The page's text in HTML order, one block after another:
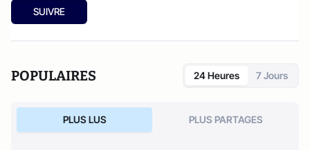
SUIVRE
POPULAIRES 24 Heures 7 Jours
PLUS LUS PLUS PARTAGES